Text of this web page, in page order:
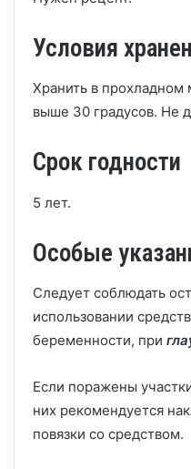
Условия
Хранить в прохладном
выше 30 градусов. Не
Срок годности
5 лет.
Особые
Следует соблюдать
использовании
беременности, при
Если поражены
них рекомендуется
повязки со средством.